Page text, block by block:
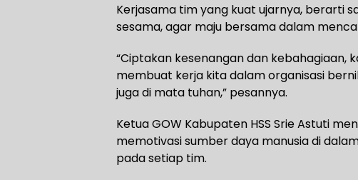
Kerjasama tim yang kuat ujarnya, berarti
sesama, agar maju bersama dalam
“Ciptakan kesenangan dan kebahagiaan,
membuat kerja kita dalam organisasi
juga di mata tuhan,” pesannya.
Ketua GOW Kabupaten HSS Srie Astuti
memotivasi sumber daya manusia di
pada setiap tim.